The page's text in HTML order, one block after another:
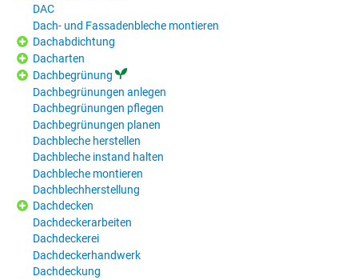
DAC
Dach- und Fassadenbleche montieren
Dachabdichtung
Dacharten
Dachbegrünung
Dachbegrünungen anlegen
Dachbegrünungen pflegen
Dachbegrünungen planen
Dachbleche herstellen
Dachbleche instand halten
Dachbleche montieren
Dachblechherstellung
Dachdecken
Dachdeckerarbeiten
Dachdeckerei
Dachdeckerhandwerk
Dachdeckung